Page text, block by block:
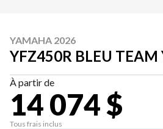
YAMAHA 2026
YFZ450R BLEU
À partir de
14 074 $
Tous frais inclus